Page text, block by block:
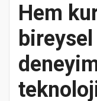
Hem
bireysel